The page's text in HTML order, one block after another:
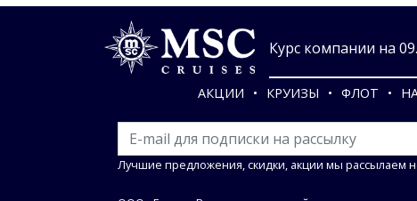
Курс компании на
АКЦИИ КРУИЗЫ ФЛОТ
Лучшие предложения, скидки, акции мы рассылаем